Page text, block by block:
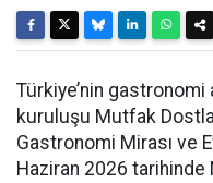
Türkiye’nin
kuruluşu Mutfak
Gastronomi Mirası ve
Haziran 2026 tarihinde